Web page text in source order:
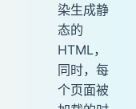
染生成静
态的
HTML，
同时，每
个页面被